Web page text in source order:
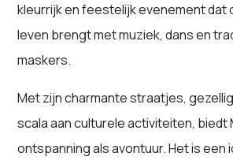
kleurrijk en feestelijk evenement
leven brengt met muziek, dans en
maskers.
Met zijn charmante straatjes,
scala aan culturele activiteiten, biedt
ontspanning als avontuur. Het is een